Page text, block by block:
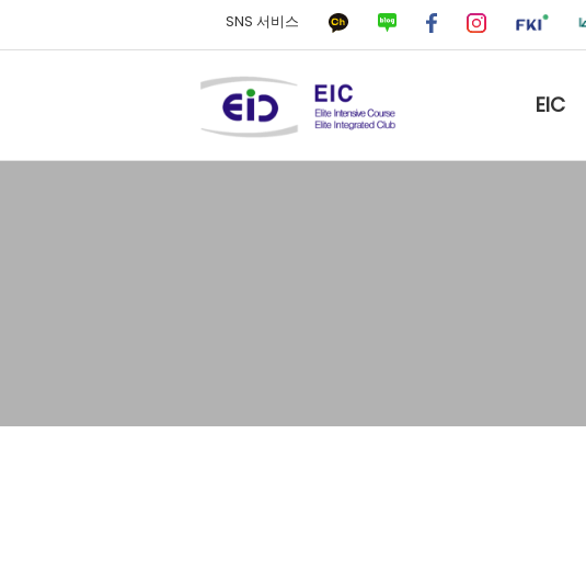
SNS 서비스
EIC